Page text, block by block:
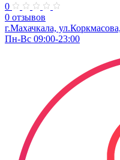
0
0 отзывов
г.Махачкала,
Пн-Вс 09:00-23:00